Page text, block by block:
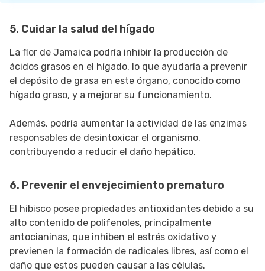
5. Cuidar la salud del hígado
La flor de Jamaica podría inhibir la producción de
ácidos grasos en el hígado, lo que ayudaría a prevenir
el depósito de grasa en este órgano, conocido como
hígado graso, y a mejorar su funcionamiento.
Además, podría aumentar la actividad de las enzimas
responsables de desintoxicar el organismo,
contribuyendo a reducir el daño hepático.
6. Prevenir el envejecimiento prematuro
El hibisco posee propiedades antioxidantes debido a su
alto contenido de polifenoles, principalmente
antocianinas, que inhiben el estrés oxidativo y
previenen la formación de radicales libres, así como el
daño que estos pueden causar a las células.